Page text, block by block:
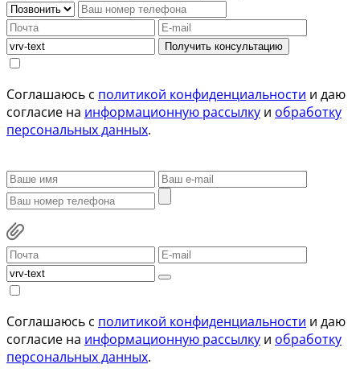
Получить консультацию
Соглашаюсь с политикой конфиденциальности и даю
согласие на информационную рассылку и обработку
персональных данных.
Соглашаюсь с политикой конфиденциальности и даю
согласие на информационную рассылку и обработку
персональных данных.